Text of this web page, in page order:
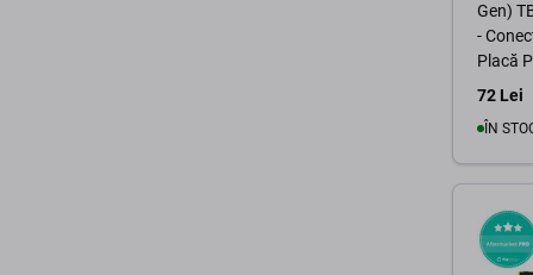
Gen)
-
Placă
72 Lei
ÎN